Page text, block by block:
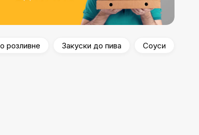
розливне Закуски до пива Соуси